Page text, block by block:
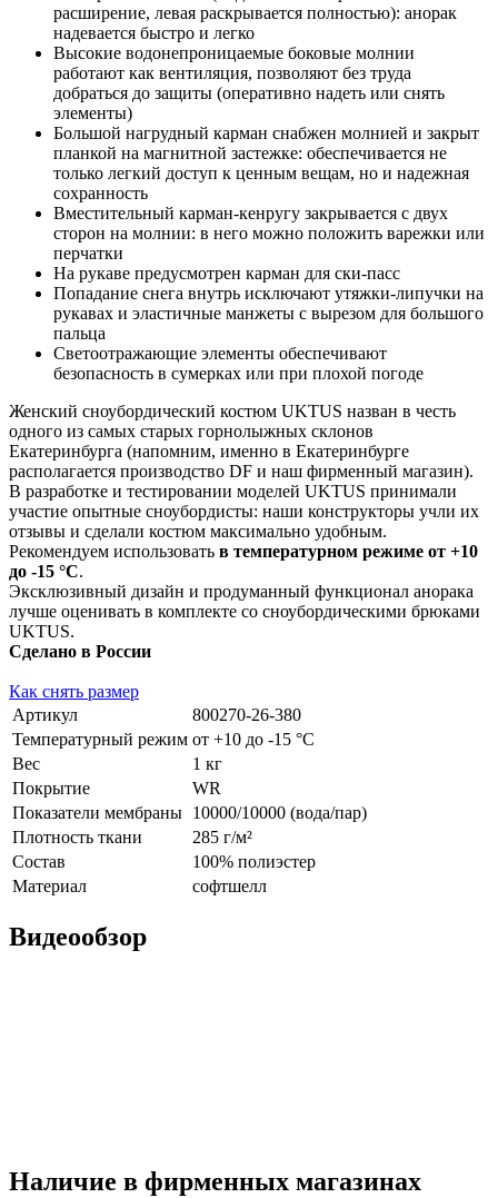
расширение, левая раскрывается полностью): анорак
надевается быстро и легко
Высокие водонепроницаемые боковые молнии
работают как вентиляция, позволяют без труда
добраться до защиты (оперативно надеть или снять
элементы)
Большой нагрудный карман снабжен молнией и закрыт
планкой на магнитной застежке: обеспечивается не
только легкий доступ к ценным вещам, но и надежная
сохранность
Вместительный карман-кенругу закрывается с двух
сторон на молнии: в него можно положить варежки или
перчатки
На рукаве предусмотрен карман для ски-пасс
Попадание снега внутрь исключают утяжки-липучки на
рукавах и эластичные манжеты с вырезом для большого
пальца
Светоотражающие элементы обеспечивают
безопасность в сумерках или при плохой погоде
Женский сноубордический костюм UKTUS назван в честь
одного из самых старых горнолыжных склонов
Екатеринбурга (напомним, именно в Екатеринбурге
располагается производство DF и наш фирменный магазин).
В разработке и тестировании моделей UKTUS принимали
участие опытные сноубордисты: наши конструкторы учли их
отзывы и сделали костюм максимально удобным.
Рекомендуем использовать в температурном режиме от +10
до -15 °С.
Эксклюзивный дизайн и продуманный функционал анорака
лучше оценивать в комплекте со сноубордическими брюками
UKTUS.
Сделано в России
Как снять размер
Артикул
800270-26-380
Температурный режим от +10 до -15 °С
Вес
1 кг
Покрытие
WR
Показатели мембраны 10000/10000 (вода/пар)
Плотность ткани
285 г/м²
Состав
100% полиэстер
Материал
софтшелл
Видеообзор
Наличие в фирменных магазинах